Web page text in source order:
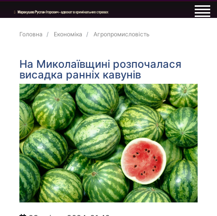
Головна Економіка Агропромисловість
На Миколаївщині розпочалася
висадка ранніх кавунів